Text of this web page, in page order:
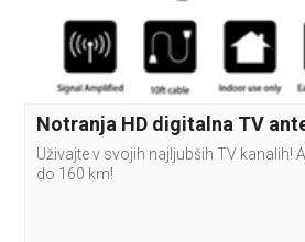
Notranja HD digitalna TV
Uživajte v svojih najljubših TV kanalih!
do 160 km!